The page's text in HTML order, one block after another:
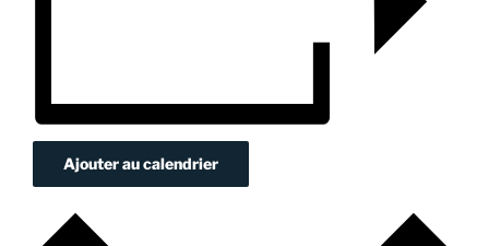
Ajouter au calendrier